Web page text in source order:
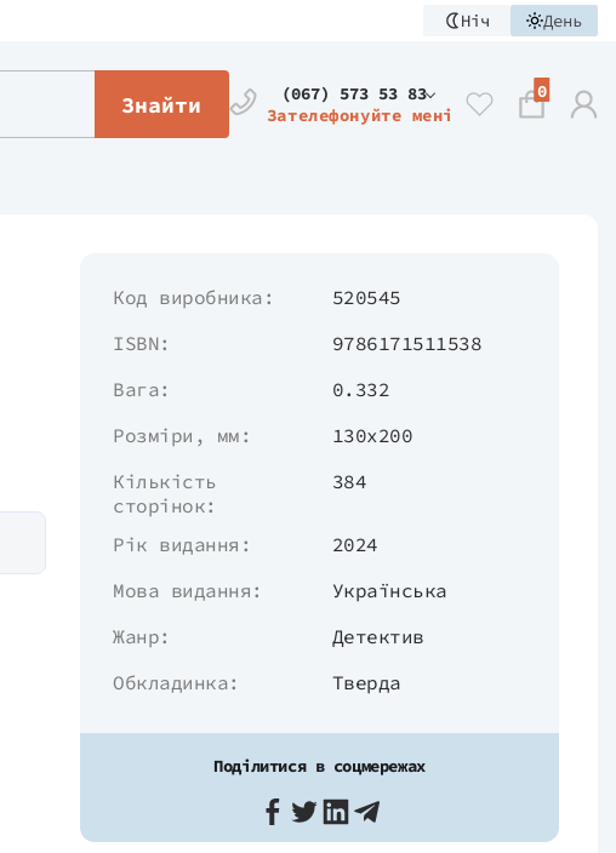
Ніч День
Знайти
(067) 573 53 83
Зателефонуйте мені
0
Код виробника:
520545
ISBN:
9786171511538
Вага:
0.332
Розміри, мм:
130х200
Кількість
сторінок:
384
Рік видання:
2024
Мова видання:
Українська
Жанр:
Детектив
Обкладинка:
Тверда
Поділитися в соцмережах